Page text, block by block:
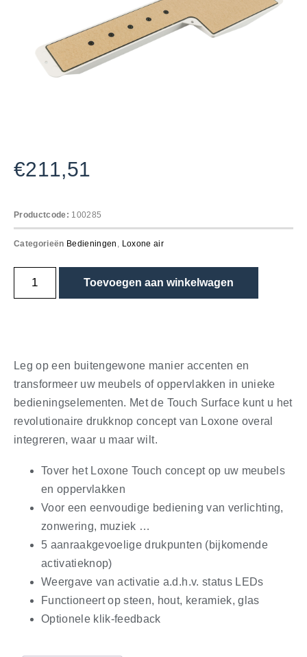
€211,51
Productcode: 100285
Categorieën Bedieningen , Loxone air
Toevoegen aan winkelwagen
Leg op een buitengewone manier accenten en
transformeer uw meubels of oppervlakken in unieke
bedieningselementen. Met de Touch Surface kunt u het
revolutionaire drukknop concept van Loxone overal
integreren, waar u maar wilt.
Tover het Loxone Touch concept op uw meubels
en oppervlakken
Voor een eenvoudige bediening van verlichting,
zonwering, muziek …
5 aanraakgevoelige drukpunten (bijkomende
activatieknop)
Weergave van activatie a.d.h.v. status LEDs
Functioneert op steen, hout, keramiek, glas
Optionele klik-feedback